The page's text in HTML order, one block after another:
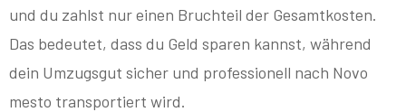
und du zahlst nur einen Bruchteil der Gesamtkosten.
Das bedeutet, dass du Geld sparen kannst, während
dein Umzugsgut sicher und professionell nach Novo
mesto transportiert wird.